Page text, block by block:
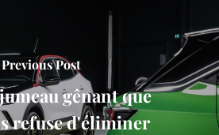
Previous Post
gênant que
refuse d'éliminer